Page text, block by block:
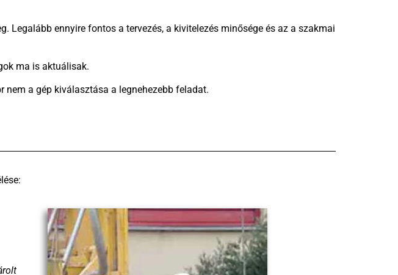
Legalább ennyire fontos a tervezés, a kivitelezés minősége és az a szakmai
ma is aktuálisak.
nem a gép kiválasztása a legnehezebb feladat.